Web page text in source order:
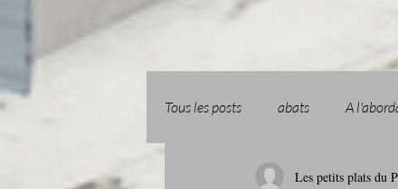
Tous les posts abats A
Boissons et cocktailsLes petits plats du